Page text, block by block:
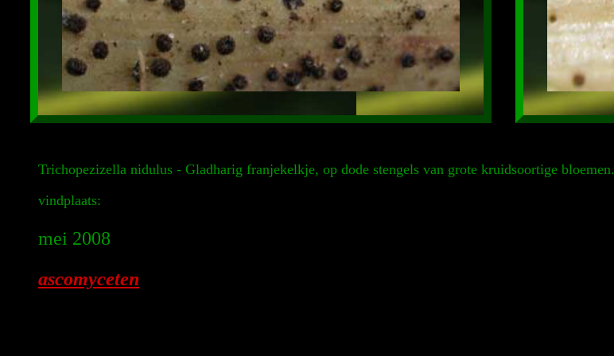
Trichopezizella nidulus - Gladharig franjekelkje, op dode stengels van grote kruidsoortige bloemen.
vindplaats:
mei 2008
ascomyceten